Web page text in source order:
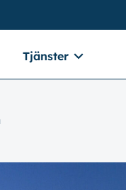
Tjänster